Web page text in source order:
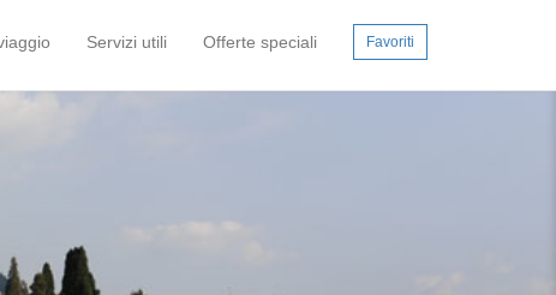
Servizi utili Offerte speciali Favoriti